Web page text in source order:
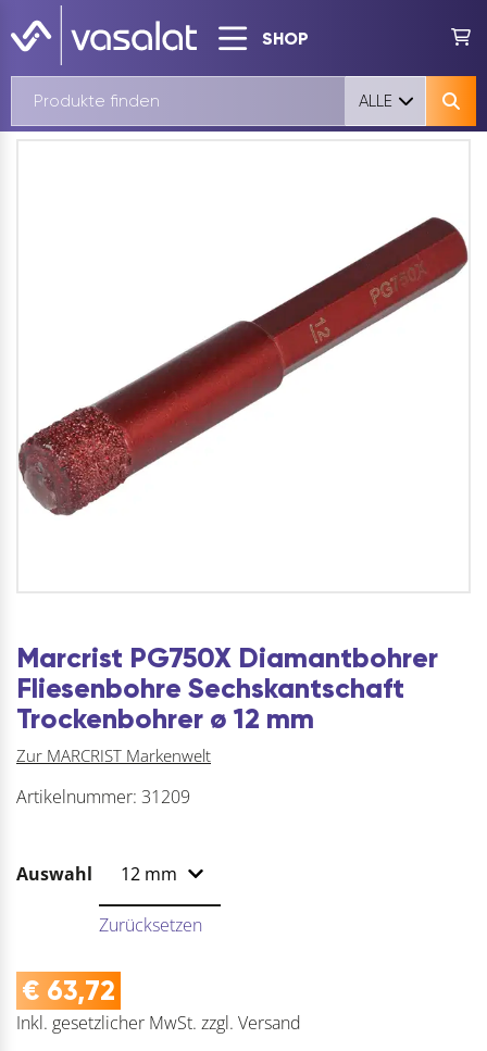
SHOP
ALLE
Marcrist PG750X Diamantbohrer
Fliesenbohre Sechskantschaft
Trockenbohrer ø 12 mm
Zur MARCRIST Markenwelt
Artikelnummer: 31209
Auswahl
Zurücksetzen
€ 63,72
Inkl. gesetzlicher MwSt. zzgl. Versand